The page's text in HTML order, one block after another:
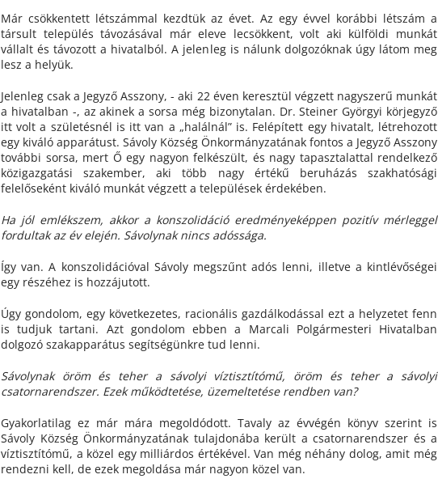
Már csökkentett létszámmal kezdtük az évet. Az egy évvel korábbi létszám a
társult település távozásával már eleve lecsökkent, volt aki külföldi munkát
vállalt és távozott a hivatalból. A jelenleg is nálunk dolgozóknak úgy látom meg
lesz a helyük.
Jelenleg csak a Jegyző Asszony, - aki 22 éven keresztül végzett nagyszerű munkát
a hivatalban -, az akinek a sorsa még bizonytalan. Dr. Steiner Györgyi körjegyző
itt volt a születésnél is itt van a „halálnál” is. Felépített egy hivatalt, létrehozott
egy kiváló apparátust. Sávoly Község Önkormányzatának fontos a Jegyző Asszony
további sorsa, mert Ő egy nagyon felkészült, és nagy tapasztalattal rendelkező
közigazgatási szakember, aki több nagy értékű beruházás szakhatósági
felelőseként kiváló munkát végzett a települések érdekében.
Ha jól emlékszem, akkor a konszolidáció eredményeképpen pozitív mérleggel
fordultak az év elején. Sávolynak nincs adóssága.
Így van. A konszolidációval Sávoly megszűnt adós lenni, illetve a kintlévőségei
egy részéhez is hozzájutott.
Úgy gondolom, egy következetes, racionális gazdálkodással ezt a helyzetet fenn
is tudjuk tartani. Azt gondolom ebben a Marcali Polgármesteri Hivatalban
dolgozó szakapparátus segítségünkre tud lenni.
Sávolynak öröm és teher a sávolyi víztisztítómű, öröm és teher a sávolyi
csatornarendszer. Ezek működtetése, üzemeltetése rendben van?
Gyakorlatilag ez már mára megoldódott. Tavaly az évvégén könyv szerint is
Sávoly Község Önkormányzatának tulajdonába került a csatornarendszer és a
víztisztítómű, a közel egy milliárdos értékével. Van még néhány dolog, amit még
rendezni kell, de ezek megoldása már nagyon közel van.